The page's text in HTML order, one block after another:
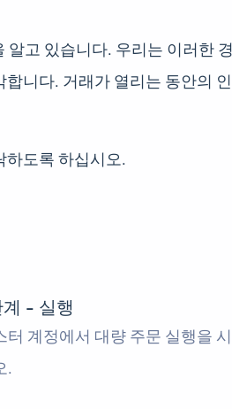
알고 있습니다. 우리는 이러한
니다. 거래가 열리는 동안의
하도록 하십시오.
계 - 실행
터 계정에서 대량 주문 실행을
.